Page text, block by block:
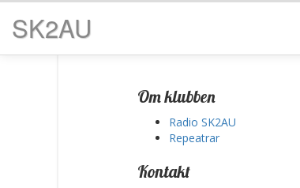
SK2AU
Om klubben
Radio SK2AU
Repeatrar
Kontakt